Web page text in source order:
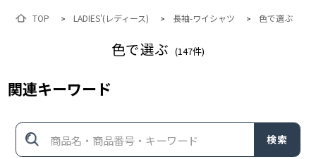
TOP > LADIES'(レディース) > 長袖-ワイシャツ > 色で選ぶ
色で選ぶ (147件)
関連キーワード
検索